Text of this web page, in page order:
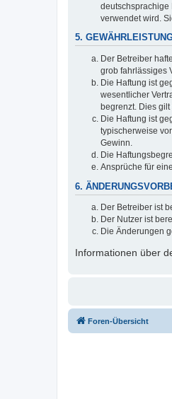
deutschsprachige
verwendet wird.
5.
Der Betreiber
grob fahrlässiges
Die Haftung ist
wesentlicher
begrenzt. Dies
Die Haftung ist
typischerweise
Gewinn.
Die
Ansprüche für
6.
Der Betreiber ist
Der Nutzer ist
Die Änderungen
Informationen über
Foren-Übersicht